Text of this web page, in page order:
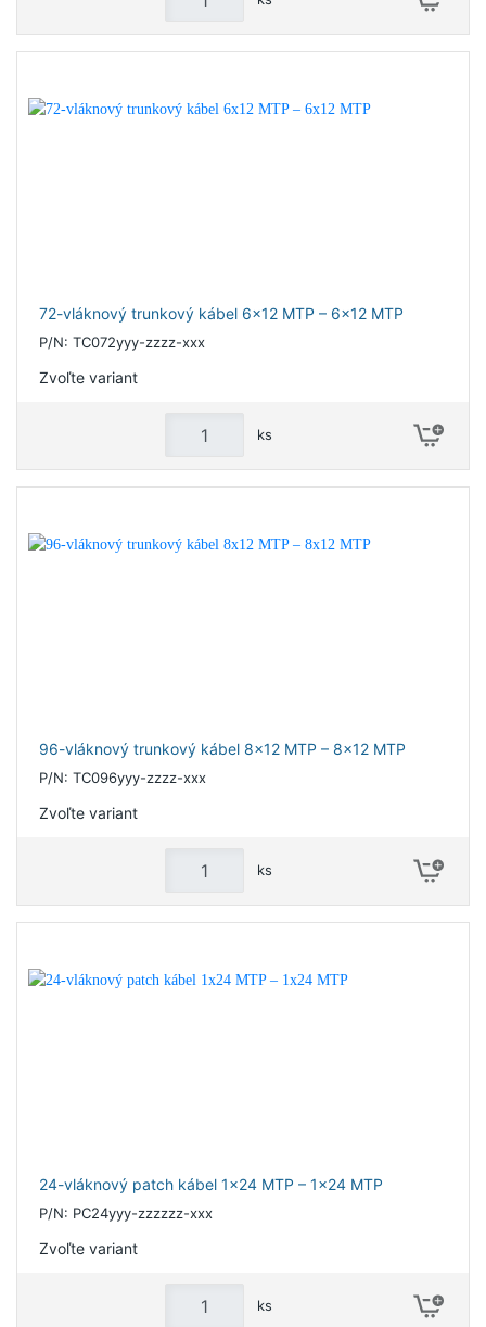
72-vláknový trunkový kábel 6x12 MTP – 6x12 MTP
P/N: TC072yyy-zzzz-xxx
Zvoľte variant
ks
96-vláknový trunkový kábel 8x12 MTP – 8x12 MTP
P/N: TC096yyy-zzzz-xxx
Zvoľte variant
ks
24-vláknový patch kábel 1x24 MTP – 1x24 MTP
P/N: PC24yyy-zzzzzz-xxx
Zvoľte variant
ks